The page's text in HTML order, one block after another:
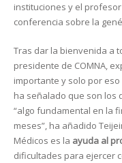
instituciones y el profesor
conferencia sobre la
Tras dar la bienvenida a
presidente de COMNA,
importante y solo por
ha señalado que son los
“algo fundamental en la
meses”, ha añadido
Médicos es la ayuda al
dificultades para ejercer